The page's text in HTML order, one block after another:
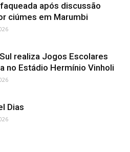
após discussão
ciúmes em Marumbi
realiza Jogos Escolares
no Estádio Hermínio Vinholi
Dias